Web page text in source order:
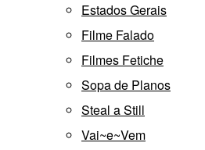
Estados Gerais
Filme Falado
Filmes Fetiche
Sopa de Planos
Steal a Still
Vai~e~Vem